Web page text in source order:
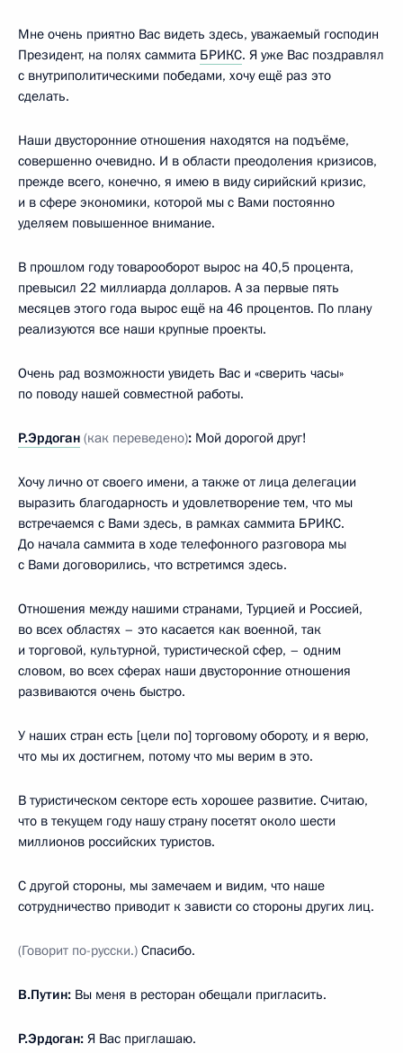
Мне очень приятно Вас видеть здесь, уважаемый господин
Президент, на полях саммита БРИКС. Я уже Вас поздравлял
с внутриполитическими победами, хочу ещё раз это
сделать.
Наши двусторонние отношения находятся на подъёме,
совершенно очевидно. И в области преодоления кризисов,
прежде всего, конечно, я имею в виду сирийский кризис,
и в сфере экономики, которой мы с Вами постоянно
уделяем повышенное внимание.
В прошлом году товарооборот вырос на 40,5 процента,
превысил 22 миллиарда долларов. А за первые пять
месяцев этого года вырос ещё на 46 процентов. По плану
реализуются все наши крупные проекты.
Очень рад возможности увидеть Вас и «сверить часы»
по поводу нашей совместной работы.
Р.Эрдоган (как переведено): Мой дорогой друг!
Хочу лично от своего имени, а также от лица делегации
выразить благодарность и удовлетворение тем, что мы
встречаемся с Вами здесь, в рамках саммита БРИКС.
До начала саммита в ходе телефонного разговора мы
с Вами договорились, что встретимся здесь.
Отношения между нашими странами, Турцией и Россией,
во всех областях – это касается как военной, так
и торговой, культурной, туристической сфер, – одним
словом, во всех сферах наши двусторонние отношения
развиваются очень быстро.
У наших стран есть [цели по] торговому обороту, и я верю,
что мы их достигнем, потому что мы верим в это.
В туристическом секторе есть хорошее развитие. Считаю,
что в текущем году нашу страну посетят около шести
миллионов российских туристов.
С другой стороны, мы замечаем и видим, что наше
сотрудничество приводит к зависти со стороны других лиц.
(Говорит по-русски.) Спасибо.
В.Путин: Вы меня в ресторан обещали пригласить.
Р.Эрдоган: Я Вас приглашаю.